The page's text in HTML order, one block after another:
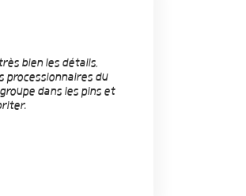
bien les détails,
processionnaires du
dans les pins et